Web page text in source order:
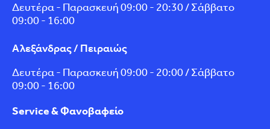
Δευτέρα - Παρασκευή 09:00 - 20:30 / Σάββατο
09:00 - 16:00
Αλεξάνδρας / Πειραιώς
Δευτέρα - Παρασκευή 09:00 - 20:00 / Σάββατο
09:00 - 16:00
Service & Φανοβαφείο